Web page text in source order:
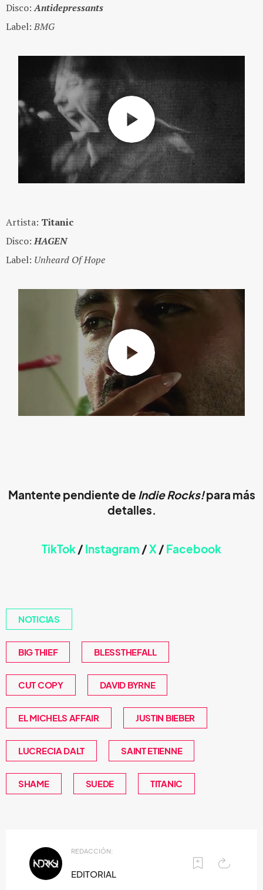
Disco: Antidepressants
Label: BMG
Artista: Titanic
Disco:HAGEN
Label: Unheard Of Hope
Mantente pendiente de Indie Rocks!para más
detalles.
TikTok/ Instagram /X / Facebook
NOTICIAS
BIG THIEF BLESSTHEFALL
CUT COPY DAVID BYRNE
EL MICHELS AFFAIR JUSTIN BIEBER
LUCRECIA DALT SAINT ETIENNE
SHAME SUEDE TITANIC
REDACCIÓN:
EDITORIAL